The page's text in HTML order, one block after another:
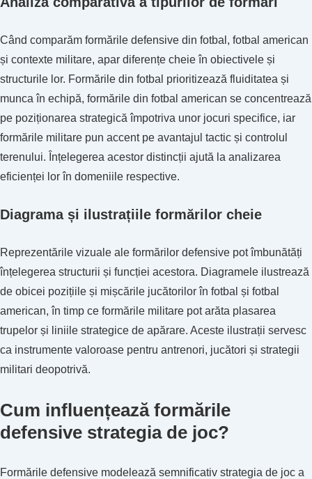
Când comparăm formările defensive din fotbal, fotbal american
și contexte militare, apar diferențe cheie în obiectivele și
structurile lor. Formările din fotbal prioritizează fluiditatea și
munca în echipă, formările din fotbal american se concentrează
pe poziționarea strategică împotriva unor jocuri specifice, iar
formările militare pun accent pe avantajul tactic și controlul
terenului. Înțelegerea acestor distincții ajută la analizarea
eficienței lor în domeniile respective.
Diagrama și ilustrațiile formărilor cheie
Reprezentările vizuale ale formărilor defensive pot îmbunătăți
înțelegerea structurii și funcției acestora. Diagramele ilustrează
de obicei pozițiile și mișcările jucătorilor în fotbal și fotbal
american, în timp ce formările militare pot arăta plasarea
trupelor și liniile strategice de apărare. Aceste ilustrații servesc
ca instrumente valoroase pentru antrenori, jucători și strategii
militari deopotrivă.
Cum influențează formările
defensive strategia de joc?
Formările defensive modelează semnificativ strategia de joc a